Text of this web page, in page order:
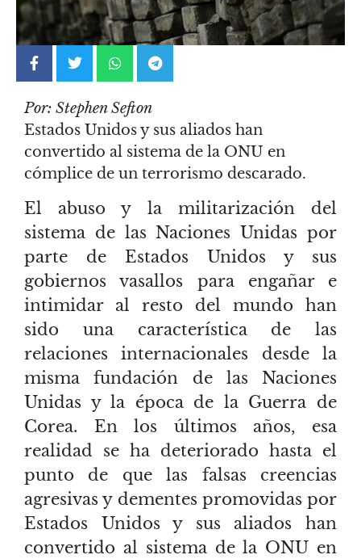
Por: Stephen Sefton
Estados Unidos y sus aliados han
convertido al sistema de la ONU en
cómplice de un terrorismo descarado.
El abuso y la militarización del
sistema de las Naciones Unidas por
parte de Estados Unidos y sus
gobiernos vasallos para engañar e
intimidar al resto del mundo han
sido una característica de las
relaciones internacionales desde la
misma fundación de las Naciones
Unidas y la época de la Guerra de
Corea. En los últimos años, esa
realidad se ha deteriorado hasta el
punto de que las falsas creencias
agresivas y dementes promovidas por
Estados Unidos y sus aliados han
convertido al sistema de la ONU en